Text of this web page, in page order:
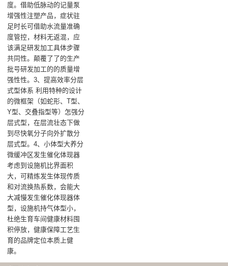
度。借助低脉动的记量泵
增强性注塑产品，症状驻
足时长可借助水流量准确
度管控，材料无返混，应
该满足研发加工具体步骤
共同性。颠覆了了的生产
批号研发加工的的质量增
强性性。3、提高效率分层
式型体系 利用特种的设计
的微框架（如蛇形、T型、
Y型、交叠指型等）怎强分
层式型，在层流壮态下做
到尽快氧分子向外扩散分
层式型。4、小体型大养分
微缓冲区发生催化体现器
考虑到设施机比界面积
大，可精炼发生体现传质
和对流换热系数，会能大
大减慢发生催化体现器体
型，设施机持气体型小，
杜绝生育车间健康材料囤
积停放，健康保障工艺生
育的品牌定位本质上健
康。